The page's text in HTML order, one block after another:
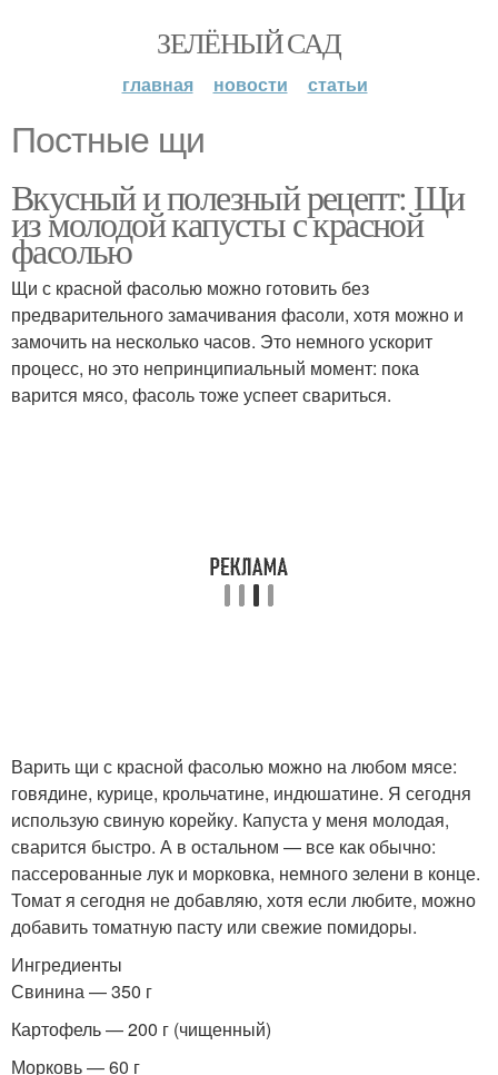
ЗЕЛЁНЫЙ САД
главная новости статьи
Постные щи
Вкусный и полезный рецепт: Щи
из молодой капусты с красной
фасолью
Щи с красной фасолью можно готовить без
предварительного замачивания фасоли, хотя можно и
замочить на несколько часов. Это немного ускорит
процесс, но это непринципиальный момент: пока
варится мясо, фасоль тоже успеет свариться.
Варить щи с красной фасолью можно на любом мясе:
говядине, курице, крольчатине, индюшатине. Я сегодня
использую свиную корейку. Капуста у меня молодая,
сварится быстро. А в остальном — все как обычно:
пассерованные лук и морковка, немного зелени в конце.
Томат я сегодня не добавляю, хотя если любите, можно
добавить томатную пасту или свежие помидоры.
Ингредиенты
Свинина — 350 г
Картофель — 200 г (чищенный)
Морковь — 60 г